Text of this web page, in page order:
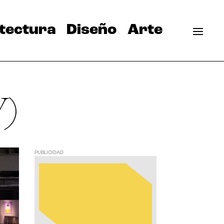
Diseño Arte
PUBLICIDAD